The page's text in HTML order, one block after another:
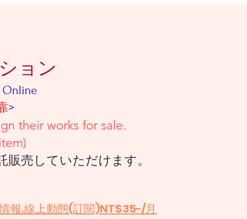
ョン
Online
>
works for sale.
ていただけます。
報.線上動態(訂閱)NT$35-/月